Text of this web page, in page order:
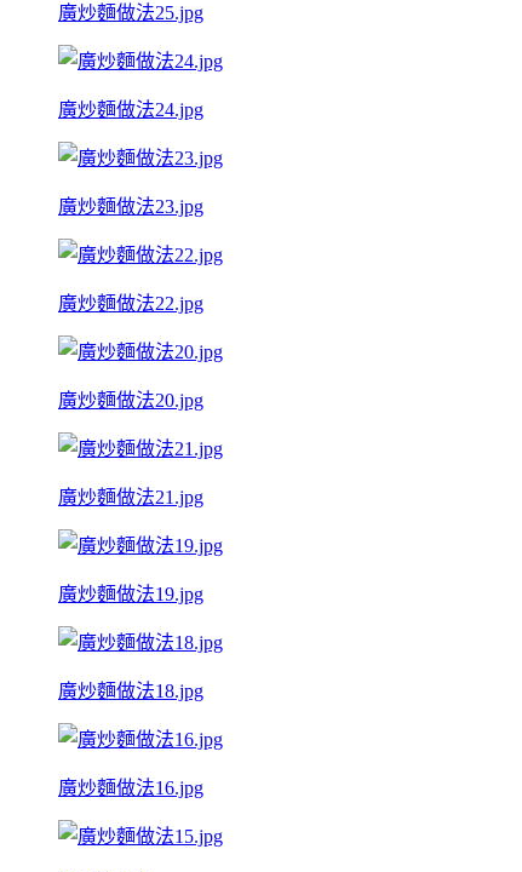
廣炒麵做法25.jpg
廣炒麵做法24.jpg
廣炒麵做法23.jpg
廣炒麵做法22.jpg
廣炒麵做法20.jpg
廣炒麵做法21.jpg
廣炒麵做法19.jpg
廣炒麵做法18.jpg
廣炒麵做法16.jpg